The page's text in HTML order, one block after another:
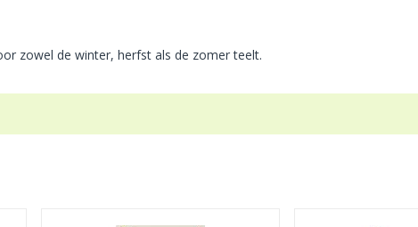
zowel de winter, herfst als de zomer teelt.